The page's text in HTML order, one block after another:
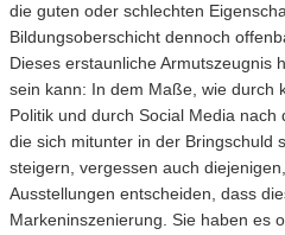
die guten oder schlechten
Bildungsoberschicht dennoch
Dieses erstaunliche Armutszeugnis
sein kann: In dem Maße, wie durch
Politik und durch Social Media nach
die sich mitunter in der Bringschuld
steigern, vergessen auch
Ausstellungen entscheiden, dass
Markeninszenierung. Sie haben es